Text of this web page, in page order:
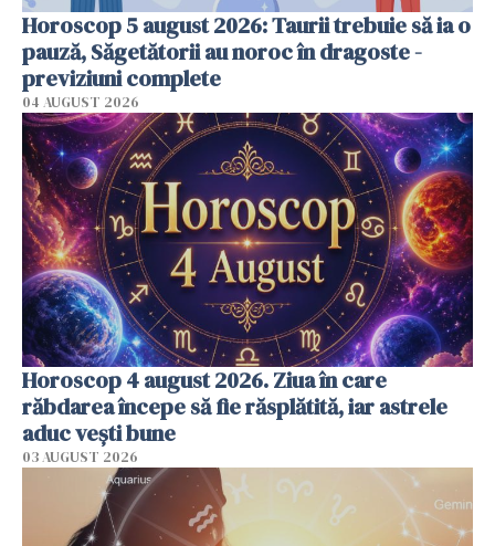
Horoscop 5 august 2026: Taurii trebuie să ia o
pauză, Săgetătorii au noroc în dragoste -
previziuni complete
04 AUGUST 2026
Horoscop 4 august 2026. Ziua în care
răbdarea începe să fie răsplătită, iar astrele
aduc vești bune
03 AUGUST 2026